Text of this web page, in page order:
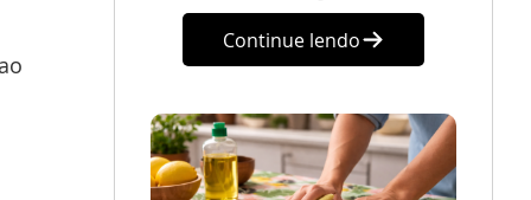
Continue lendo